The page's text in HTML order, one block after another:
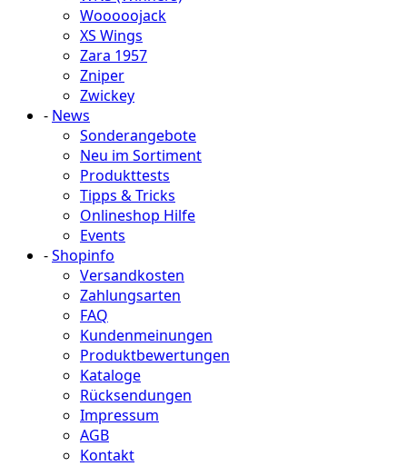
Wooooojack
XS Wings
Zara 1957
Zniper
Zwickey
- News
Sonderangebote
Neu im Sortiment
Produkttests
Tipps & Tricks
Onlineshop Hilfe
Events
-Shopinfo
Versandkosten
Zahlungsarten
FAQ
Kundenmeinungen
Produktbewertungen
Kataloge
Rücksendungen
Impressum
AGB
Kontakt